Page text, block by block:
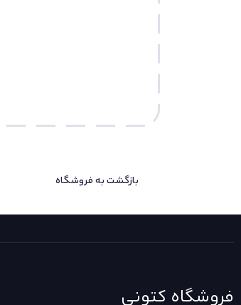
بازگشت به فروشگاه
فروشگاه کتونی